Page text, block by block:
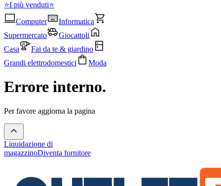
⭐I più venduti⭐
Computer
Informatica
Supermercato
Giocattoli
Casa
Fai da te & giardino
Grandi elettrodomestici
Moda
Errore interno.
Per favore aggiorna la pagina
Liquidazione di
magazzinoDiventa fornitore